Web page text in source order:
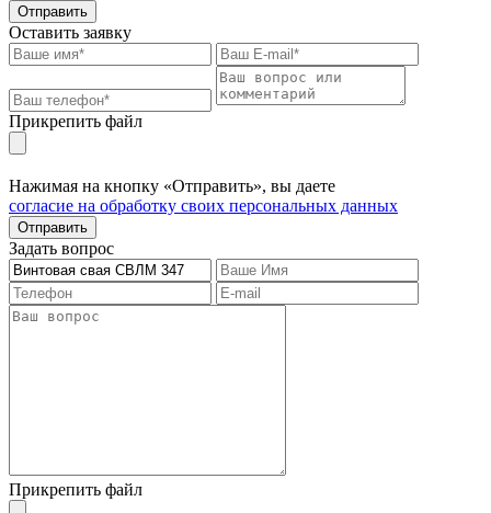
Отправить
Оставить заявку
Прикрепить файл
Нажимая на кнопку «Отправить», вы даете
согласие на обработку своих персональных данных
Отправить
Задать вопрос
Прикрепить файл